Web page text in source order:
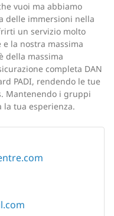
vuoi ma abbiamo
delle immersioni nella
un servizio molto
la nostra massima
della massima
completa DAN
PADI, rendendo le tue
Mantenendo i gruppi
tua esperienza.